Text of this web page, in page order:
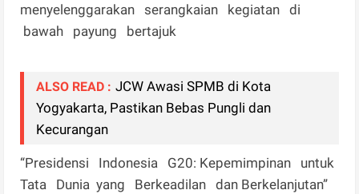
menyelenggarakan serangkaian kegiatan di
bawah payung bertajuk
ALSO READ : JCW Awasi SPMB di Kota
Yogyakarta, Pastikan Bebas Pungli dan
Kecurangan
“Presidensi Indonesia G20: Kepemimpinan untuk
Tata Dunia yang Berkeadilan dan Berkelanjutan”